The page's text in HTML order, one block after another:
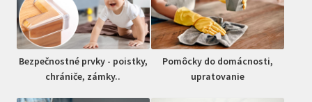
Bezpečnostné prvky - poistky,
chrániče, zámky..
Pomôcky do domácnosti,
upratovanie